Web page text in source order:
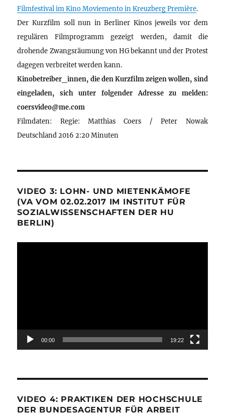
Filmfestival im Kino Moviemento in Kreuzberg Première.
Der Kurzfilm soll nun in Berliner Kinos jeweils vor dem
regulären Filmprogramm gezeigt werden, damit die
drohende Zwangsräumung von HG bekannt und der Protest
dagegen verbreitet werden kann.
Kinobetreiber_innen, die den Kurzfilm zeigen wollen, sind
eingeladen, sich unter folgender Adresse zu melden:
coersvideo@me.com
Filmdaten: Regie: Matthias Coers / Peter Nowak
Deutschland 2016 2:20 Minuten
VIDEO 3: LOHN- UND MIETENKÄMOFE
(VA VOM 02.02.2017 IM INSTITUT FÜR
SOZIALWISSENSCHAFTEN DER HU
BERLIN)
00:00 19:22
VIDEO 4: PRAKTIKEN DER HOCHSCHULE
DER BUNDESAGENTUR FÜR ARBEIT